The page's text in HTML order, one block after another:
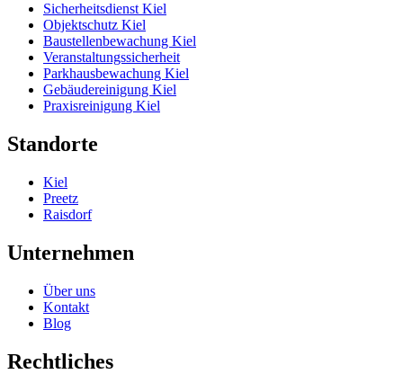
Sicherheitsdienst Kiel
Objektschutz Kiel
Baustellenbewachung Kiel
Veranstaltungssicherheit
Parkhausbewachung Kiel
Gebäudereinigung Kiel
Praxisreinigung Kiel
Standorte
Kiel
Preetz
Raisdorf
Unternehmen
Über uns
Kontakt
Blog
Rechtliches